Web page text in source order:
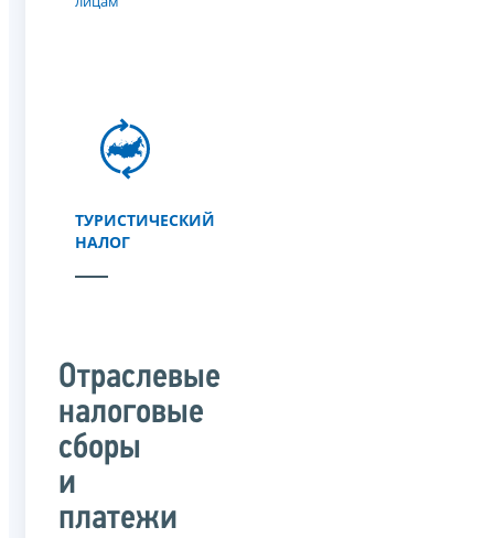
ТУРИСТИЧЕСКИЙ
НАЛОГ
Отраслевые
налоговые
сборы
и
платежи